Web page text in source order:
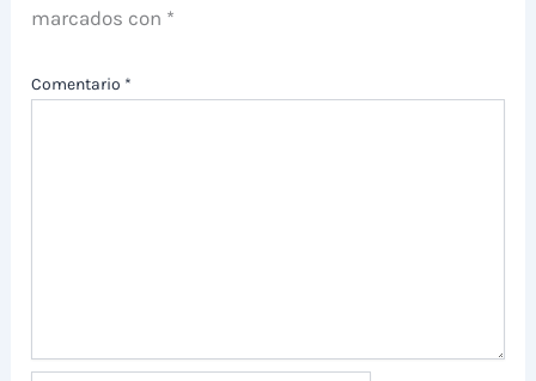
marcados con *
Comentario *